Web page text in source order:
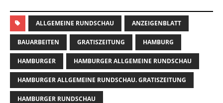
ALLGEMEINE RUNDSCHAU ANZEIGENBLATT
BAUARBEITEN GRATISZEITUNG HAMBURG
HAMBURGER HAMBURGER ALLGEMEINE RUNDSCHAU
HAMBURGER ALLGEMEINE RUNDSCHAU. GRATISZEITUNG
HAMBURGER RUNDSCHAU